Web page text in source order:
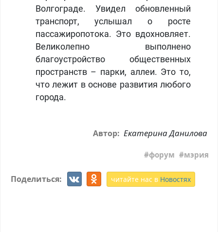
Волгограде. Увидел обновленный
транспорт, услышал о росте
пассажиропотока. Это вдохновляет.
Великолепно выполнено
благоустройство общественных
пространств – парки, аллеи. Это то,
что лежит в основе развития любого
города.
Автор: Екатерина Данилова
форум мэрия
Поделиться: читайте нас в Новостях